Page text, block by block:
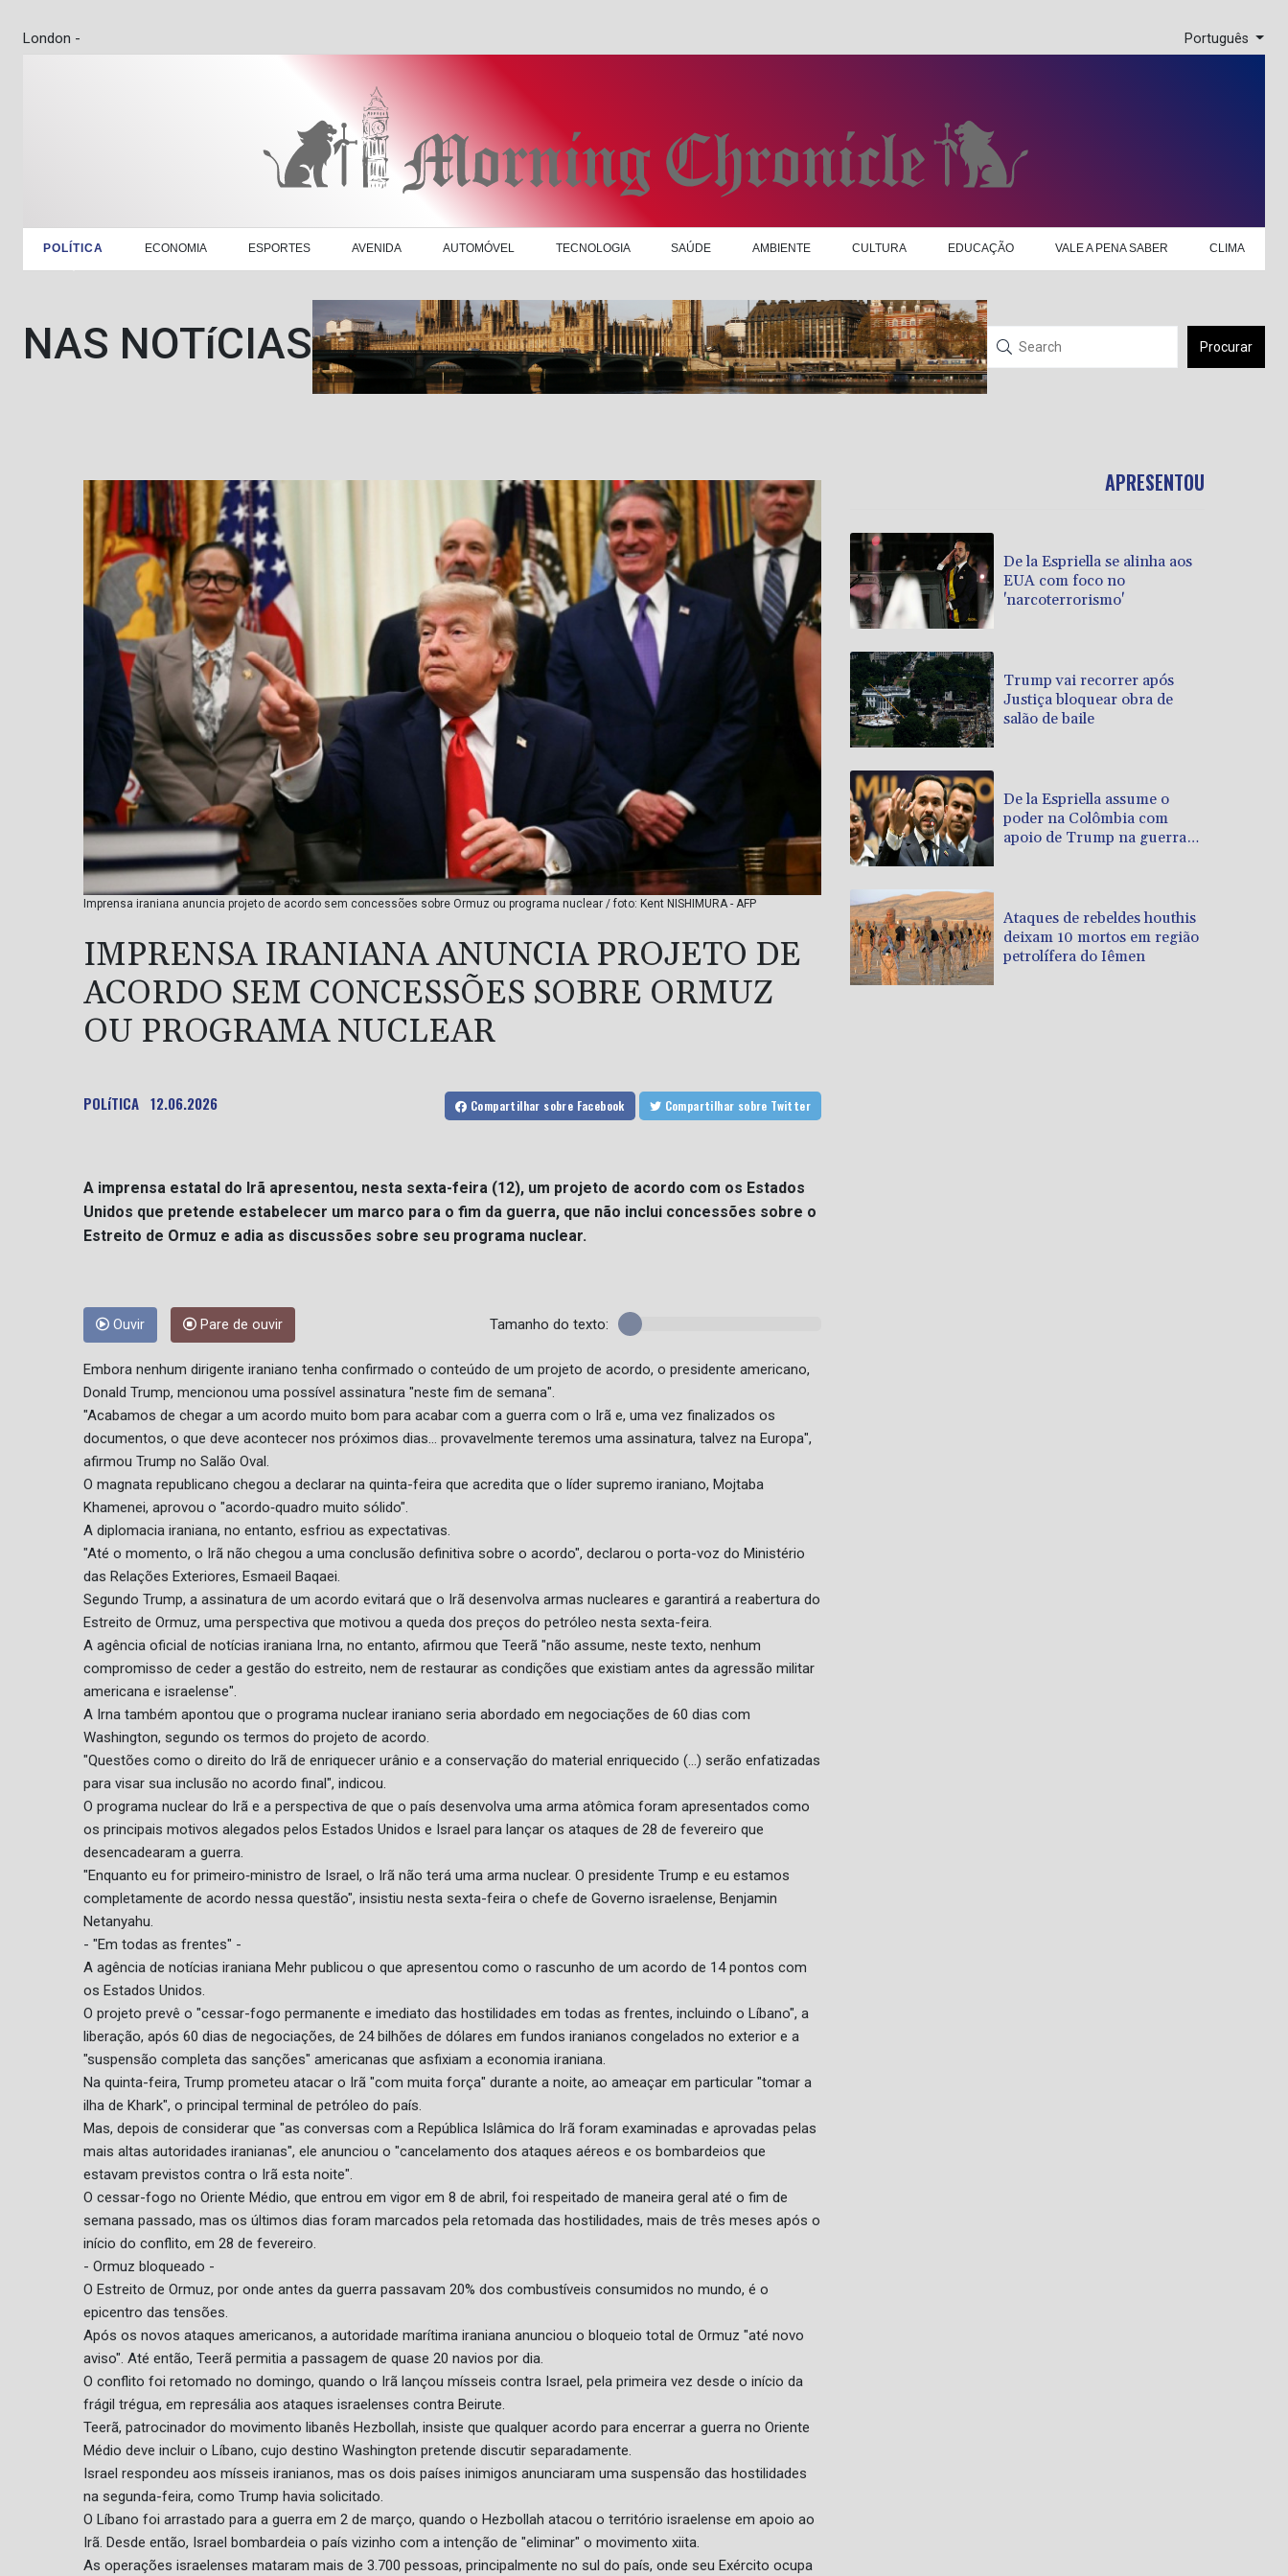
London - Português
POLÍTICA ECONOMIA ESPORTES AVENIDA AUTOMÓVEL TECNOLOGIA SAÚDE AMBIENTE CULTURA EDUCAÇÃO VALE A PENA SABER CLIMA
NAS NOTíCIAS Procurar
Imprensa iraniana anuncia projeto de acordo sem concessões sobre Ormuz ou programa nuclear / foto: Kent NISHIMURA - AFP
IMPRENSA IRANIANA ANUNCIA PROJETO DE
ACORDO SEM CONCESSÕES SOBRE ORMUZ
OU PROGRAMA NUCLEAR
POLíTICA 12.06.2026 Compartilhar sobre Facebook Compartilhar sobre Twitter
A imprensa estatal do Irã apresentou, nesta sexta-feira (12), um projeto de acordo com os Estados
Unidos que pretende estabelecer um marco para o fim da guerra, que não inclui concessões sobre o
Estreito de Ormuz e adia as discussões sobre seu programa nuclear.
Ouvir Pare de ouvir Tamanho do texto:
Embora nenhum dirigente iraniano tenha confirmado o conteúdo de um projeto de acordo, o presidente americano,
Donald Trump, mencionou uma possível assinatura "neste fim de semana".
"Acabamos de chegar a um acordo muito bom para acabar com a guerra com o Irã e, uma vez finalizados os
documentos, o que deve acontecer nos próximos dias... provavelmente teremos uma assinatura, talvez na Europa",
afirmou Trump no Salão Oval.
O magnata republicano chegou a declarar na quinta-feira que acredita que o líder supremo iraniano, Mojtaba
Khamenei, aprovou o "acordo‑quadro muito sólido".
A diplomacia iraniana, no entanto, esfriou as expectativas.
"Até o momento, o Irã não chegou a uma conclusão definitiva sobre o acordo", declarou o porta-voz do Ministério
das Relações Exteriores, Esmaeil Baqaei.
Segundo Trump, a assinatura de um acordo evitará que o Irã desenvolva armas nucleares e garantirá a reabertura do
Estreito de Ormuz, uma perspectiva que motivou a queda dos preços do petróleo nesta sexta-feira.
A agência oficial de notícias iraniana Irna, no entanto, afirmou que Teerã "não assume, neste texto, nenhum
compromisso de ceder a gestão do estreito, nem de restaurar as condições que existiam antes da agressão militar
americana e israelense".
A Irna também apontou que o programa nuclear iraniano seria abordado em negociações de 60 dias com
Washington, segundo os termos do projeto de acordo.
"Questões como o direito do Irã de enriquecer urânio e a conservação do material enriquecido (...) serão enfatizadas
para visar sua inclusão no acordo final", indicou.
O programa nuclear do Irã e a perspectiva de que o país desenvolva uma arma atômica foram apresentados como
os principais motivos alegados pelos Estados Unidos e Israel para lançar os ataques de 28 de fevereiro que
desencadearam a guerra.
"Enquanto eu for primeiro‑ministro de Israel, o Irã não terá uma arma nuclear. O presidente Trump e eu estamos
completamente de acordo nessa questão", insistiu nesta sexta-feira o chefe de Governo israelense, Benjamin
Netanyahu.
- "Em todas as frentes" -
A agência de notícias iraniana Mehr publicou o que apresentou como o rascunho de um acordo de 14 pontos com
os Estados Unidos.
O projeto prevê o "cessar-fogo permanente e imediato das hostilidades em todas as frentes, incluindo o Líbano", a
liberação, após 60 dias de negociações, de 24 bilhões de dólares em fundos iranianos congelados no exterior e a
"suspensão completa das sanções" americanas que asfixiam a economia iraniana.
Na quinta-feira, Trump prometeu atacar o Irã "com muita força" durante a noite, ao ameaçar em particular "tomar a
ilha de Khark", o principal terminal de petróleo do país.
Mas, depois de considerar que "as conversas com a República Islâmica do Irã foram examinadas e aprovadas pelas
mais altas autoridades iranianas", ele anunciou o "cancelamento dos ataques aéreos e os bombardeios que
estavam previstos contra o Irã esta noite".
O cessar-fogo no Oriente Médio, que entrou em vigor em 8 de abril, foi respeitado de maneira geral até o fim de
semana passado, mas os últimos dias foram marcados pela retomada das hostilidades, mais de três meses após o
início do conflito, em 28 de fevereiro.
- Ormuz bloqueado -
O Estreito de Ormuz, por onde antes da guerra passavam 20% dos combustíveis consumidos no mundo, é o
epicentro das tensões.
Após os novos ataques americanos, a autoridade marítima iraniana anunciou o bloqueio total de Ormuz "até novo
aviso". Até então, Teerã permitia a passagem de quase 20 navios por dia.
O conflito foi retomado no domingo, quando o Irã lançou mísseis contra Israel, pela primeira vez desde o início da
frágil trégua, em represália aos ataques israelenses contra Beirute.
Teerã, patrocinador do movimento libanês Hezbollah, insiste que qualquer acordo para encerrar a guerra no Oriente
Médio deve incluir o Líbano, cujo destino Washington pretende discutir separadamente.
Israel respondeu aos mísseis iranianos, mas os dois países inimigos anunciaram uma suspensão das hostilidades
na segunda-feira, como Trump havia solicitado.
O Líbano foi arrastado para a guerra em 2 de março, quando o Hezbollah atacou o território israelense em apoio ao
Irã. Desde então, Israel bombardeia o país vizinho com a intenção de "eliminar" o movimento xiita.
As operações israelenses mataram mais de 3.700 pessoas, principalmente no sul do país, onde seu Exército ocupa
APRESENTOU
De la Espriella se alinha aos
EUA com foco no
'narcoterrorismo'
Trump vai recorrer após
Justiça bloquear obra de
salão de baile
De la Espriella assume o
poder na Colômbia com
apoio de Trump na guerra
Ataques de rebeldes houthis
deixam 10 mortos em região
petrolífera do Iêmen